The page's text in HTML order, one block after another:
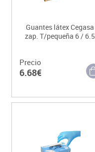
Guantes látex Cegasa
zap. T/pequeña 6 / 6.5
Precio
6.68€